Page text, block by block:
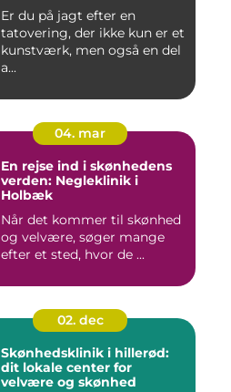
Er du på jagt efter en
tatovering, der ikke kun er et
kunstværk, men også en del
a...
04. mar
En rejse ind i skønhedens
verden: Negleklinik i
Holbæk
Når det kommer til skønhed
og velvære, søger mange
efter et sted, hvor de ...
02. dec
Skønhedsklinik i hillerød:
dit lokale center for
velvære og skønhed